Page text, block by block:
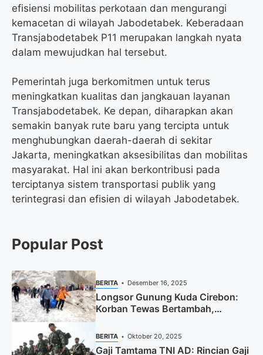
efisiensi mobilitas perkotaan dan mengurangi
kemacetan di wilayah Jabodetabek. Keberadaan
Transjabodetabek P11 merupakan langkah nyata
dalam mewujudkan hal tersebut.
Pemerintah juga berkomitmen untuk terus
meningkatkan kualitas dan jangkauan layanan
Transjabodetabek. Ke depan, diharapkan akan
semakin banyak rute baru yang tercipta untuk
menghubungkan daerah-daerah di sekitar
Jakarta, meningkatkan aksesibilitas dan mobilitas
masyarakat. Hal ini akan berkontribusi pada
terciptanya sistem transportasi publik yang
terintegrasi dan efisien di wilayah Jabodetabek.
Popular Post
BERITA Desember 16, 2025
Longsor Gunung Kuda Cirebon:
Korban Tewas Bertambah,
Pencarian Dihentikan
BERITA Oktober 20, 2025
Gaji Tamtama TNI AD: Rincian Gaji